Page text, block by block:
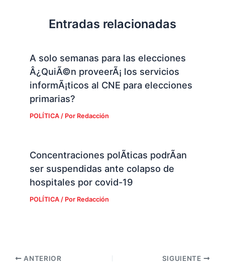
Entradas relacionadas
A solo semanas para las elecciones
Â¿QuiÃ©n proveerÃ¡ los servicios
informÃ¡ticos al CNE para elecciones
primarias?
POLÍTICA/ Por Redacción
Concentraciones polÃ­ticas podrÃ­an
ser suspendidas ante colapso de
hospitales por covid-19
POLÍTICA/ Por Redacción
ANTERIOR SIGUIENTE